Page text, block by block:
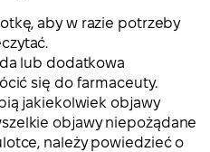
aby w razie potrzeby
lub dodatkowa
się do farmaceuty.
jakiekolwiek objawy
objawy niepożądane
należy powiedzieć o